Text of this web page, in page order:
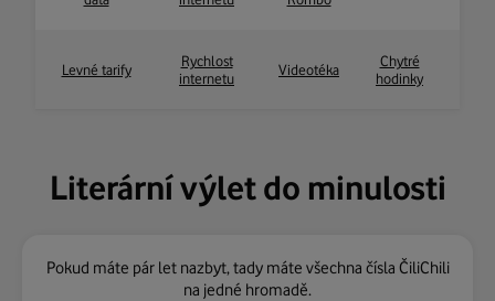
Levné tarify
Rychlost
internetu
Videotéka
Chytré
hodinky
Literární výlet do minulosti
Pokud máte pár let nazbyt, tady máte všechna čísla ČiliChili
na jedné hromadě.